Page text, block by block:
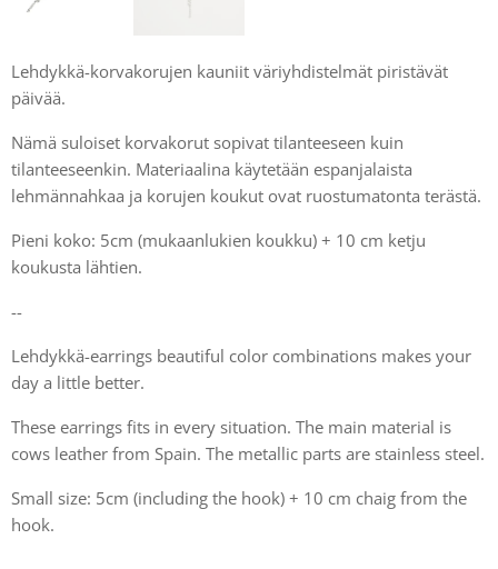
Lehdykkä-korvakorujen kauniit väriyhdistelmät piristävät
päivää.
Nämä suloiset korvakorut sopivat tilanteeseen kuin
tilanteeseenkin. Materiaalina käytetään espanjalaista
lehmännahkaa ja korujen koukut ovat ruostumatonta terästä.
Pieni koko: 5cm (mukaanlukien koukku) + 10 cm ketju
koukusta lähtien.
--
Lehdykkä-earrings beautiful color combinations makes your
day a little better.
These earrings fits in every situation. The main material is
cows leather from Spain. The metallic parts are stainless steel.
Small size: 5cm (including the hook) + 10 cm chaig from the
hook.